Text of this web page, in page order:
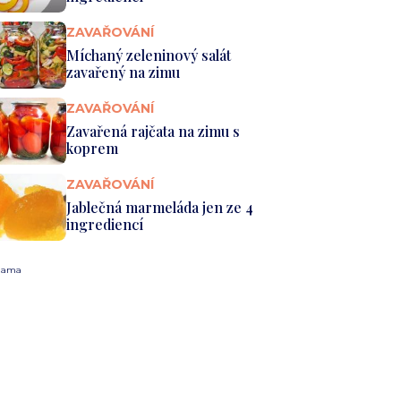
ZAVAŘOVÁNÍ
Míchaný zeleninový salát
zavařený na zimu
ZAVAŘOVÁNÍ
Zavařená rajčata na zimu s
koprem
ZAVAŘOVÁNÍ
Jablečná marmeláda jen ze 4
ingrediencí